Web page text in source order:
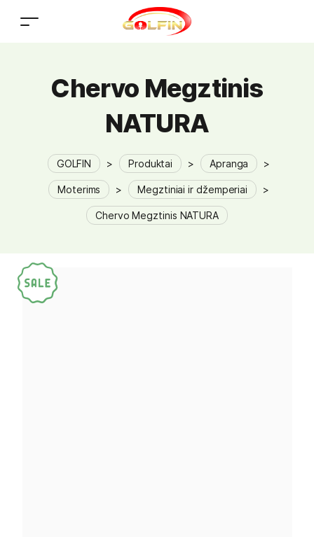
Chervo Megztinis
NATURA
GOLFIN > Produktai > Apranga >
Moterims > Megztiniai ir džemperiai >
Chervo Megztinis NATURA